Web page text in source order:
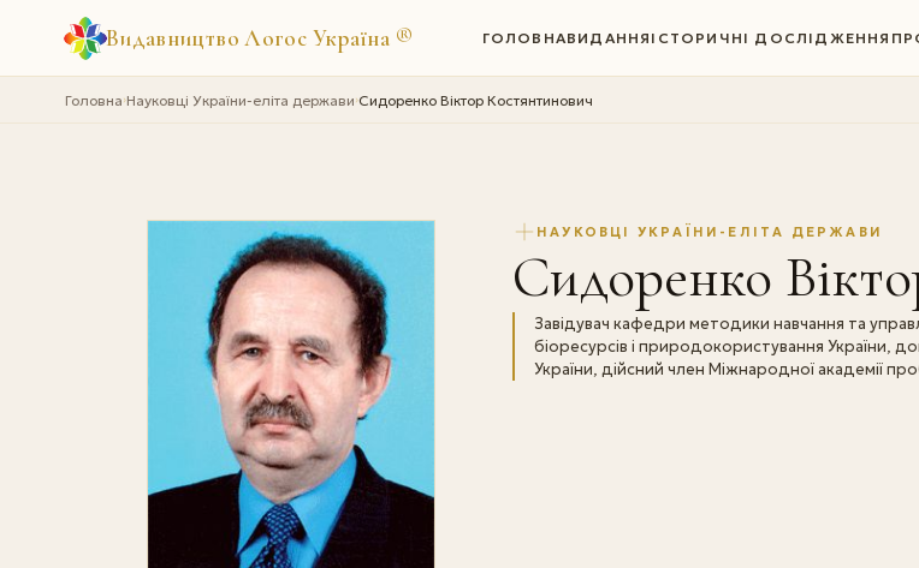
Видавництво Логос Україна ® ГОЛОВНАВИДАННЯ ІСТОРИЧНІ ДОСЛІДЖЕННЯ
Головна›Науковці України-еліта держави›Сидоренко Віктор Костянтинович
НАУКОВЦІ УКРАЇНИ-ЕЛІТА ДЕРЖАВИ
Сидоренко
Завідувач кафедри методики навчання та
біоресурсів і природокористування України,
України, дійсний член Міжнародної академії